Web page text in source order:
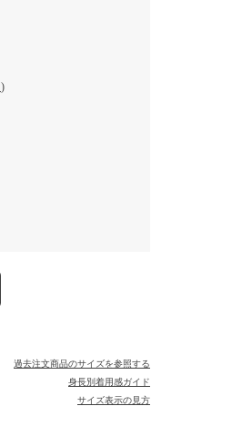
)
過去注文商品のサイズを参照する
身長別着用感ガイド
サイズ表示の見方